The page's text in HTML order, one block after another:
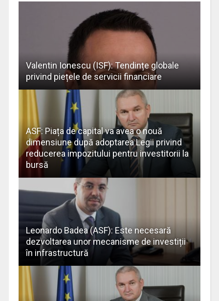
Valentin Ionescu (ISF): Tendințe globale
privind piețele de servicii financiare
ASF: Piața de capital va avea o nouă
dimensiune după adoptarea Legii privind
reducerea impozitului pentru investitorii la
bursă
Leonardo Badea (ASF): Este necesară
dezvoltarea unor mecanisme de investiții
în infrastructură